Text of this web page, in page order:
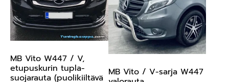
MB Vito W447 / V,
etupuskurin tupla-
suojarauta (puolikiiltävä MB Vito / V-sarja W447